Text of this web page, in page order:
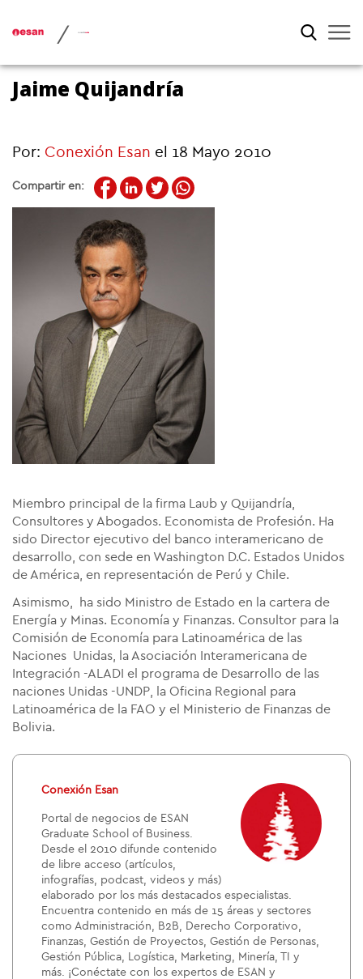
/
Jaime Quijandría
Por: Conexión Esan el 18 Mayo 2010
Compartir en:
Miembro principal de la firma Laub y Quijandría,
Consultores y Abogados. Economista de Profesión. Ha
sido Director ejecutivo del banco interamericano de
desarrollo, con sede en Washington D.C. Estados Unidos
de América, en representación de Perú y Chile.
Asimismo, ha sido Ministro de Estado en la cartera de
Energía y Minas. Economía y Finanzas. Consultor para la
Comisión de Economía para Latinoamérica de las
Naciones Unidas, la Asociación Interamericana de
Integración -ALADI el programa de Desarrollo de las
naciones Unidas -UNDP, la Oficina Regional para
Latinoamérica de la FAO y el Ministerio de Finanzas de
Bolivia.
Conexión Esan
Portal de negocios de ESAN
Graduate School of Business.
Desde el 2010 difunde contenido
de libre acceso (artículos,
infografías, podcast, videos y más)
elaborado por los más destacados especialistas.
Encuentra contenido en más de 15 áreas y sectores
como Administración, B2B, Derecho Corporativo,
Finanzas, Gestión de Proyectos, Gestión de Personas,
Gestión Pública, Logística, Marketing, Minería, TI y
más. ¡Conéctate con los expertos de ESAN y